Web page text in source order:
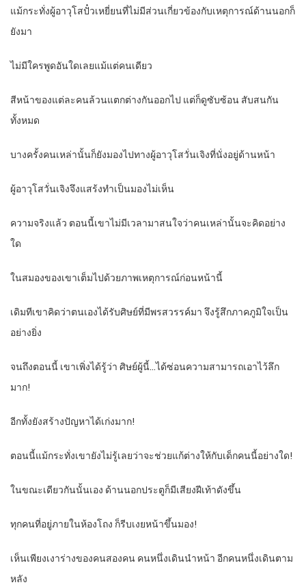
แม้กระทั่งผู้อาวุโสปั๋วเหยี่ยนที่ไม่มีส่วนเกี่ยวข้องกับเหตุการณ์ด้านนอกก็
ยังมา
ไม่มีใครพูดอันใดเลยแม้แต่คนเดียว
สีหน้าของแต่ละคนล้วนแตกต่างกันออกไป แต่ก็ดูซับซ้อน สับสนกัน
ทั้งหมด
บางครั้งคนเหล่านั้นก็ยังมองไปทางผู้อาวุโสวั่นเจิงที่นั่งอยู่ด้านหน้า
ผู้อาวุโสวั่นเจิงจึงแสร้งทำเป็นมองไม่เห็น
ความจริงแล้ว ตอนนี้เขาไม่มีเวลามาสนใจว่าคนเหล่านั้นจะคิดอย่าง
ใด
ในสมองของเขาเต็มไปด้วยภาพเหตุการณ์ก่อนหน้านี้
เดิมทีเขาคิดว่าตนเองได้รับศิษย์ที่มีพรสวรรค์มา จึงรู้สึกภาคภูมิใจเป็น
อย่างยิ่ง
จนถึงตอนนี้ เขาเพิ่งได้รู้ว่า ศิษย์ผู้นี้…ได้ซ่อนความสามารถเอาไว้ลึก
มาก!
อีกทั้งยังสร้างปัญหาได้เก่งมาก!
ตอนนี้แม้กระทั่งเขายังไม่รู้เลยว่าจะช่วยแก้ต่างให้กับเด็กคนนี้อย่างใด!
ในขณะเดียวกันนั้นเอง ด้านนอกประตูก็มีเสียงฝีเท้าดังขึ้น
ทุกคนที่อยู่ภายในห้องโถง ก็รีบเงยหน้าขึ้นมอง!
เห็นเพียงเงาร่างของคนสองคน คนหนึ่งเดินนำหน้า อีกคนหนึ่งเดินตาม
หลัง